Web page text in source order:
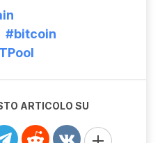
#bitcoin
ARTICOLO SU